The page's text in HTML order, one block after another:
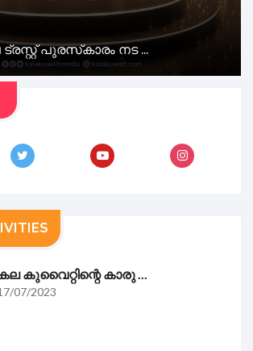
പുരസ്‌കാരം നട ...
കുവൈറ്റിന്റെ കാരു ...
07/2023